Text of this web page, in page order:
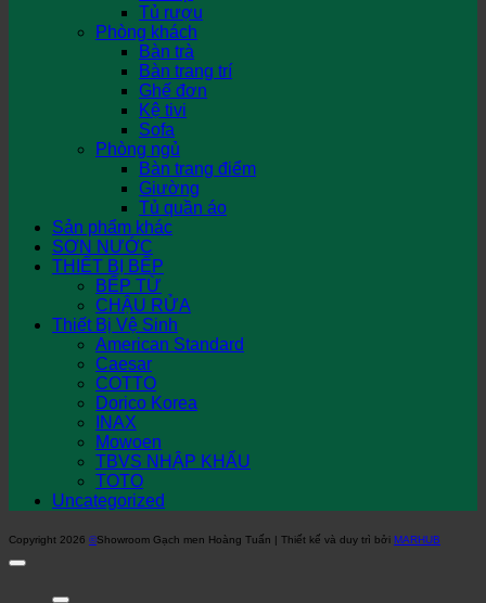
Tủ rượu
Phòng khách
Bàn trà
Bàn trang trí
Ghế đơn
Kệ tivi
Sofa
Phòng ngủ
Bàn trang điểm
Giường
Tủ quần áo
Sản phẩm khác
SƠN NƯỚC
THIẾT BỊ BẾP
BẾP TỪ
CHẬU RỬA
Thiết Bị Vệ Sinh
American Standard
Caesar
COTTO
Dorico Korea
INAX
Mowoen
TBVS NHẬP KHẨU
TOTO
Uncategorized
Copyright 2026 ©Showroom Gạch men Hoàng Tuấn | Thiết kế và duy trì bởi MARHUB